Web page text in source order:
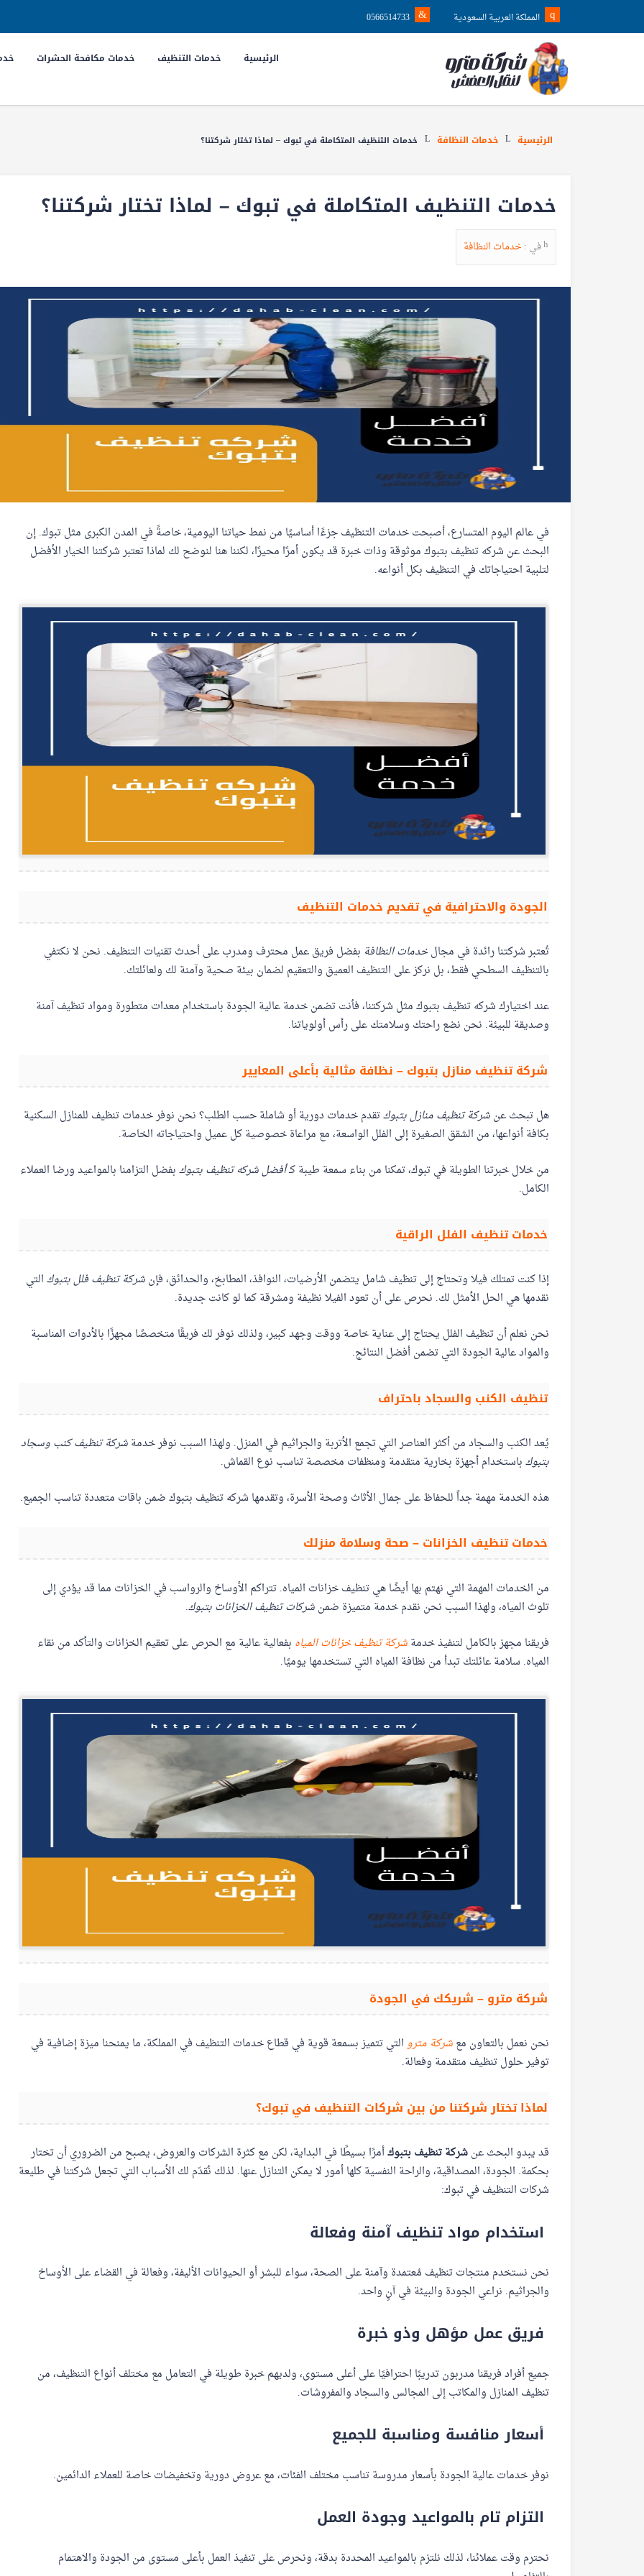
المملكة العربية السعودية 0566514733
الرئيسية خدمات التنظيف خدمات مكافحة الحشرات
الرئيسية خدمات النظافة خدمات التنظيف المتكاملة في تبوك – لماذا تختار شركتنا؟
خدمات التنظيف المتكاملة في تبوك – لماذا تختار شركتنا؟
في : خدمات النظافة
في عالم اليوم المتسارع، أصبحت خدمات التنظيف جزءًا أساسيًا من نمط حياتنا اليومية، خاصةً في المدن الكبرى مثل تبوك. إن
البحث عن شركه تنظيف بتبوك موثوقة وذات خبرة قد يكون أمرًا محيرًا، لكننا هنا لنوضح لك لماذا تعتبر شركتنا الخيار الأفضل
لتلبية احتياجاتك في التنظيف بكل أنواعه.
الجودة والاحترافية في تقديم خدمات التنظيف
تُعتبر شركتنا رائدة في مجالخدمات النظافة بفضل فريق عمل محترف ومدرب على أحدث تقنيات التنظيف. نحن لا نكتفي
بالتنظيف السطحي فقط، بل نركز على التنظيف العميق والتعقيم لضمان بيئة صحية وآمنة لك ولعائلتك.
عند اختيارك شركه تنظيف بتبوك مثل شركتنا، فأنت تضمن خدمة عالية الجودة باستخدام معدات متطورة ومواد تنظيف آمنة
وصديقة للبيئة. نحن نضع راحتك وسلامتك على رأس أولوياتنا.
شركة تنظيف منازل بتبوك – نظافة مثالية بأعلى المعايير
هل تبحث عنشركة تنظيف منازل بتبوكتقدم خدمات دورية أو شاملة حسب الطلب؟ نحن نوفر خدمات تنظيف للمنازل السكنية
بكافة أنواعها، من الشقق الصغيرة إلى الفلل الواسعة، مع مراعاة خصوصية كل عميل واحتياجاته الخاصة.
من خلال خبرتنا الطويلة في تبوك، تمكنا من بناء سمعة طيبة كـأفضل شركه تنظيف بتبوكبفضل التزامنا بالمواعيد ورضا العملاء
الكامل.
خدمات تنظيف الفلل الراقية
إذا كنت تمتلك فيلا وتحتاج إلى تنظيف شامل يتضمن الأرضيات، النوافذ، المطابخ، والحدائق، فإنشركة تنظيف فلل بتبوكالتي
نقدمها هي الحل الأمثل لك. نحرص على أن تعود الفيلا نظيفة ومشرقة كما لو كانت جديدة.
نحن نعلم أن تنظيف الفلل يحتاج إلى عناية خاصة ووقت وجهد كبير، ولذلك نوفر لك فريقًا متخصصًا مجهزًا بالأدوات المناسبة
والمواد عالية الجودة التي تضمن أفضل النتائج.
تنظيف الكنب والسجاد باحتراف
يُعد الكنب والسجاد من أكثر العناصر التي تجمع الأتربة والجراثيم في المنزل. ولهذا السبب نوفر خدمةشركة تنظيف كنب وسجاد
بتبوكباستخدام أجهزة بخارية متقدمة ومنظفات مخصصة تناسب نوع القماش.
هذه الخدمة مهمة جداً للحفاظ على جمال الأثاث وصحة الأسرة، وتقدمها شركه تنظيف بتبوك ضمن باقات متعددة تناسب الجميع.
خدمات تنظيف الخزانات – صحة وسلامة منزلك
من الخدمات المهمة التي نهتم بها أيضًا هي تنظيف خزانات المياه. تتراكم الأوساخ والرواسب في الخزانات مما قد يؤدي إلى
تلوث المياه، ولهذا السبب نحن نقدم خدمة متميزة ضمنشركات تنظيف الخزانات بتبوك.
فريقنا مجهز بالكامل لتنفيذ خدمةشركة تنظيف خزانات المياه بفعالية عالية مع الحرص على تعقيم الخزانات والتأكد من نقاء
المياه. سلامة عائلتك تبدأ من نظافة المياه التي تستخدمها يوميًا.
شركة مترو – شريكك في الجودة
نحن نعمل بالتعاون معشركة متروالتي تتميز بسمعة قوية في قطاع خدمات التنظيف في المملكة، ما يمنحنا ميزة إضافية في
توفير حلول تنظيف متقدمة وفعالة.
لماذا تختار شركتنا من بين شركات التنظيف في تبوك؟
قد يبدو البحث عنشركة تنظيف بتبوكأمرًا بسيطًا في البداية، لكن مع كثرة الشركات والعروض، يصبح من الضروري أن تختار
بحكمة. الجودة، المصداقية، والراحة النفسية كلها أمور لا يمكن التنازل عنها. لذلك نُقدّم لك الأسباب التي تجعل شركتنا في طليعة
شركات التنظيف في تبوك:
استخدام مواد تنظيف آمنة وفعالة
نحن نستخدم منتجات تنظيف مُعتمدة وآمنة على الصحة، سواء للبشر أو الحيوانات الأليفة، وفعالة في القضاء على الأوساخ
والجراثيم. نراعي الجودة والبيئة في آنٍ واحد.
فريق عمل مؤهل وذو خبرة
جميع أفراد فريقنا مدربون تدريبًا احترافيًا على أعلى مستوى، ولديهم خبرة طويلة في التعامل مع مختلف أنواع التنظيف، من
تنظيف المنازل والمكاتب إلى المجالس والسجاد والمفروشات.
أسعار منافسة ومناسبة للجميع
نوفر خدمات عالية الجودة بأسعار مدروسة تناسب مختلف الفئات، مع عروض دورية وتخفيضات خاصة للعملاء الدائمين.
التزام تام بالمواعيد وجودة العمل
نحترم وقت عملائنا، لذلك نلتزم بالمواعيد المحددة بدقة، ونحرص على تنفيذ العمل بأعلى مستوى من الجودة والاهتمام